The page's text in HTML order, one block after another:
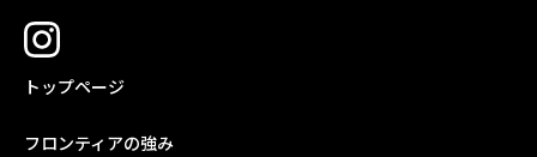
トップページ
フロンティアの強み